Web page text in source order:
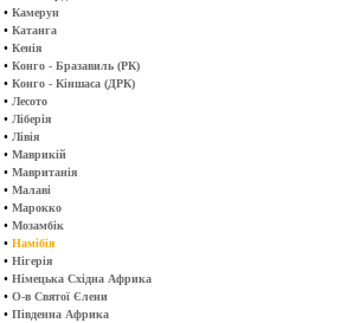
• Камерун
• Катанга
• Кенія
• Конго - Бразавиль (РК)
• Конго - Кіншаса (ДРК)
• Лесото
• Ліберія
• Лівія
• Маврикій
• Мавританія
• Малаві
• Марокко
• Мозамбік
• Намібія
• Нігерія
• Німецька Східна Африка
• О-в Святої Єлени
• Південна Африка